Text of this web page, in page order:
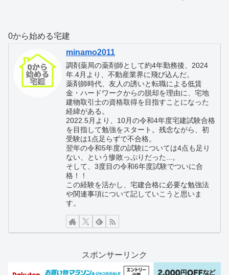
0から始める宅建
minamo2011
調剤薬局の薬剤師として約4年勤務後、2024
年.4月より、不動産業界に飛び込んだ。
薬剤師時代、友人の誘いと転職による低賃
金・ハードワークからの脱却を理由に、宅地
建物取引士の資格取得を目指すことになった
経緯がある。
2022.5月より、10月の令和4年度宅建試験合格
を目指して勉強をスタート。残念ながら、初
受験は1点足らずで不合格。
翌年の令和5年度の試験については4点も足り
ない、という惨敗っぷりだった...。
そして、3度目の令和6年度試験でついに合
格！！
この経験を活かし、宅建合格に必要な勉強法
や関連事項について記していこうと思いま
す。
スポンサーリンク